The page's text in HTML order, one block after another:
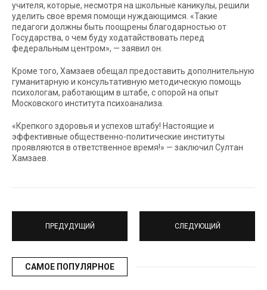
учителя, которые, несмотря на школьные каникулы, решили
уделить свое время помощи нуждающимся. «Такие
педагоги должны быть поощрены благодарностью от
Государства, о чем буду ходатайствовать перед
федеральным центром», — заявил он.
Кроме того, Хамзаев обещал предоставить дополнительную
гуманитарную и консультативную методическую помощь
психологам, работающим в штабе, с опорой на опыт
Московского института психоанализа.
«Крепкого здоровья и успехов штабу! Настоящие и
эффективные общественно-политические институты
проявляются в ответственное время!» — заключил Султан
Хамзаев.
ПРЕДУДУЩИЙ СЛЕДУЮЩИЙ
САМОЕ ПОПУЛЯРНОЕ